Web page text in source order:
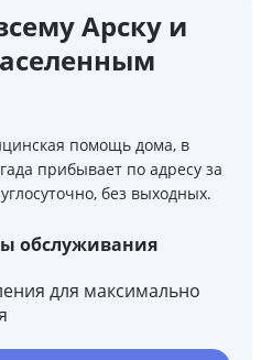
Арску и
помощь дома, в
прибывает по адресу за
без выходных.
обслуживания
для максимально